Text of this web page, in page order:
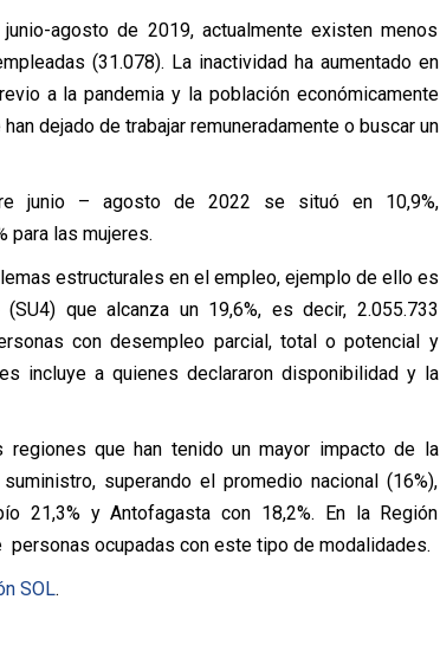
agosto de 2019, actualmente existen menos
(31.078). La inactividad ha aumentado en
a la pandemia y la población económicamente
dejado de trabajar remuneradamente o buscar un
junio – agosto de 2022 se situó en 10,9%,
para las mujeres.
estructurales en el empleo, ejemplo de ello es
que alcanza un 19,6%, es decir, 2.055.733
con desempleo parcial, total o potencial y
incluye a quienes declararon disponibilidad y la
regiones que han tenido un mayor impacto de la
superando el promedio nacional (16%),
21,3% y Antofagasta con 18,2%. En la Región
personas ocupadas con este tipo de modalidades.
SOL.